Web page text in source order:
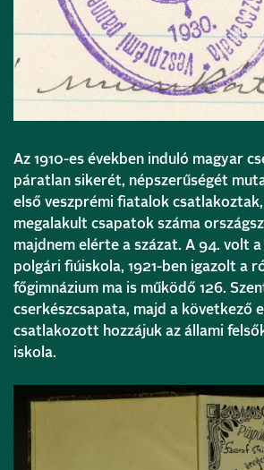
Az 1910-es években induló magyar
páratlan sikerét, népszerűségét
első veszprémi fiatalok
megalakult csapatok száma
majdnem elérte a százat. A 94. volt
polgári fiúiskola, 1921-ben igazolt a
főgimnázium ma is működő 126.
cserkészcsapata, majd a következő
csatlakozott hozzájuk az állami
iskola.